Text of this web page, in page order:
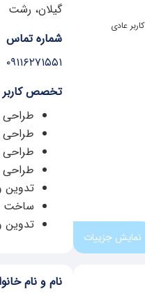
کاربر عادی
نمایش جزییات
گیلان، رشت
شماره تماس
۰۹۱۱۶۲۷۱۵۵۱
تخصص کاربر
طراحی
طراحی
طراحی
طراحی
تدوین
ساخت
تدوین
نام و نام